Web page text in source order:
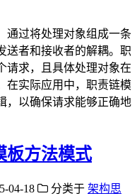
通过将处理对象组成一条
送者和接收者的解耦。职
请求，且具体处理对象在
在实际应用中，职责链模
，以确保请求能够正确地
板方法模式
04-18 分类于 架构思